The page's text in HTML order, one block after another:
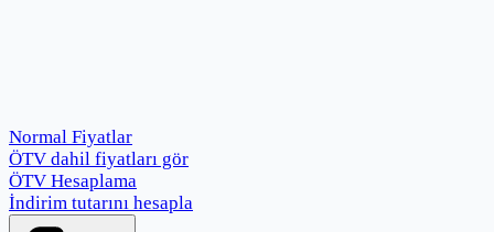
Normal Fiyatlar
ÖTV dahil fiyatları gör
ÖTV Hesaplama
İndirim tutarını hesapla